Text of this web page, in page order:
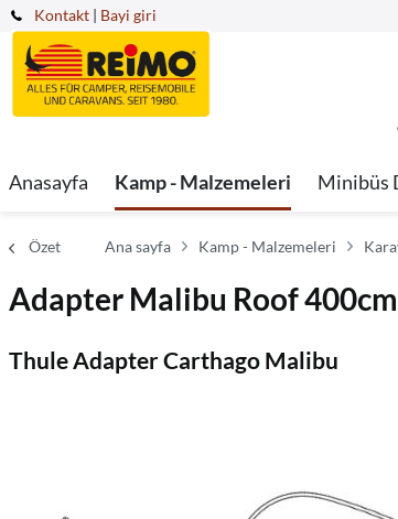
Kontakt | Bayi giri
Anasayfa Kamp - Malzemeleri Minibüs
Özet Ana sayfa Kamp - Malzemeleri
Adapter Malibu Roof 400cm
Thule Adapter Carthago Malibu